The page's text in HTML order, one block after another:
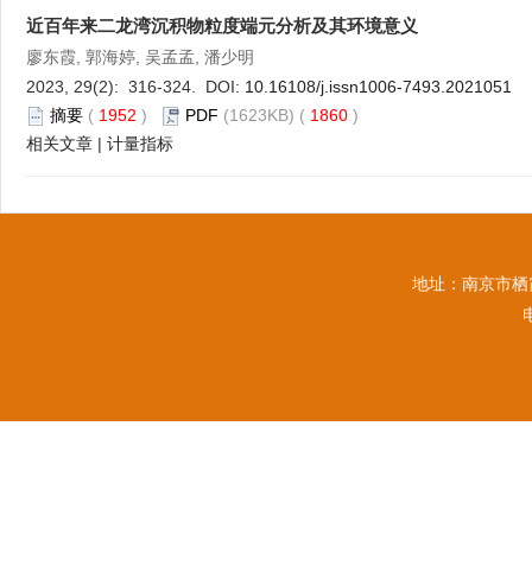
近百年来二龙湾沉积物粒度端元分析及其环境意义
廖东霞, 郭海婷, 吴孟孟, 潘少明
2023, 29(2): 316-324. DOI: 10.16108/j.issn1006-7493.2021051
摘要 ( 1952 ) PDF (1623KB) ( 1860 )
相关文章 | 计量指标
地址：南京市